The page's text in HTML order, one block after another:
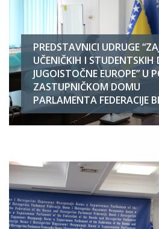
PREDSTAVNICI UDRUGE
UČENIČKIH I
JUGOISTOČNE EUROPE” U
ZASTUPNIČKOM DOMU
PARLAMENTA FEDERACIJE